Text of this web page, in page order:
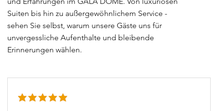
Suiten bis hin zu außergewöhnlichem Service -
sehen Sie selbst, warum unsere Gäste uns für
unvergessliche Aufenthalte und bleibende
Erinnerungen wählen.
durchschnittliches Rating ist 5 von 5